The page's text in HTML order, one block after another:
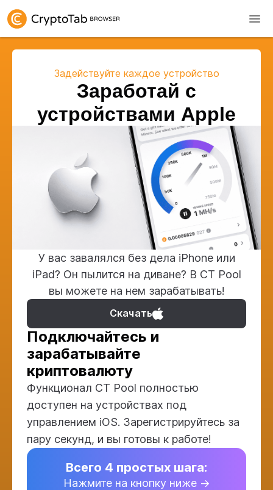
Задействуйте каждое устройство
Заработай с
устройствами Apple
У вас завалялся без дела iPhone или
iPad? Он пылится на диване? В CT Pool
вы можете на нeм зарабатывать!
Скачать
Подключайтесь и
зарабатывайте
криптовалюту
Функционал CT Pool полностью
доступен на устройствах под
управлением iOS. Зарегистрируйтесь за
пару секунд, и вы готовы к работе!
Всего 4 простых шага:
Нажмите на кнопку ниже →